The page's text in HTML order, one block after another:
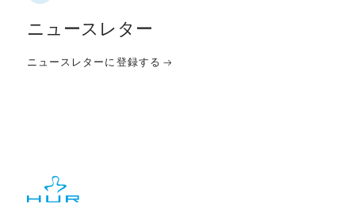
ニュースレター
ニュースレターに登録する